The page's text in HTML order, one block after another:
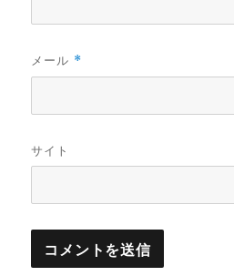
メール *
サイト